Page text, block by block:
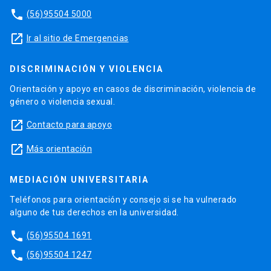
phone (56)95504 5000
launch Ir al sitio de Emergencias
DISCRIMINACIÓN Y VIOLENCIA
Orientación y apoyo en casos de discriminación, violencia de
género o violencia sexual.
launch Contacto para apoyo
launch Más orientación
MEDIACIÓN UNIVERSITARIA
Teléfonos para orientación y consejo si se ha vulnerado
alguno de tus derechos en la universidad.
phone (56)95504 1691
phone (56)95504 1247